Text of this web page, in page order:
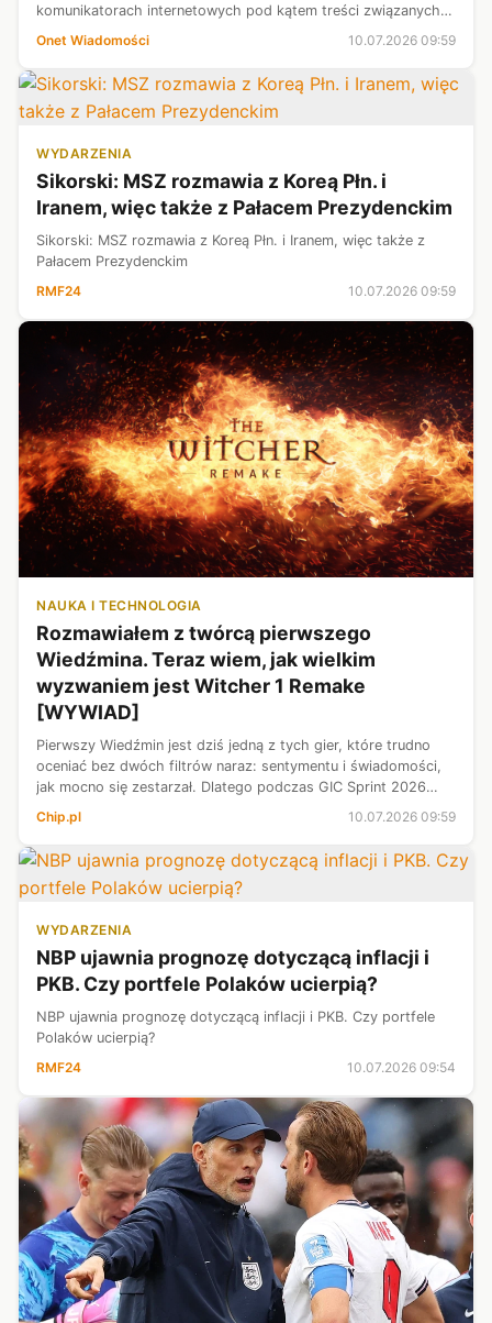
komunikatorach internetowych pod kątem treści związanych z
przemocą seksualną wobec dzieci — donosi portal
Onet Wiadomości 10.07.2026 09:59
WYDARZENIA
Sikorski: MSZ rozmawia z Koreą Płn. i
Iranem, więc także z Pałacem Prezydenckim
Sikorski: MSZ rozmawia z Koreą Płn. i Iranem, więc także z
Pałacem Prezydenckim
RMF24
10.07.2026 09:59
NAUKA I TECHNOLOGIA
Rozmawiałem z twórcą pierwszego
Wiedźmina. Teraz wiem, jak wielkim
wyzwaniem jest Witcher 1 Remake
[WYWIAD]
Pierwszy Wiedźmin jest dziś jedną z tych gier, które trudno
oceniać bez dwóch filtrów naraz: sentymentu i świadomości,
jak mocno się zestarzał. Dlatego podczas GIC Sprint 2026
zapytałem Artura Ganszyńca o coś pozornie prostego: czy po
tylu latach jed...
Chip.pl 10.07.2026 09:59
WYDARZENIA
NBP ujawnia prognozę dotyczącą inflacji i
PKB. Czy portfele Polaków ucierpią?
NBP ujawnia prognozę dotyczącą inflacji i PKB. Czy portfele
Polaków ucierpią?
RMF24
10.07.2026 09:54